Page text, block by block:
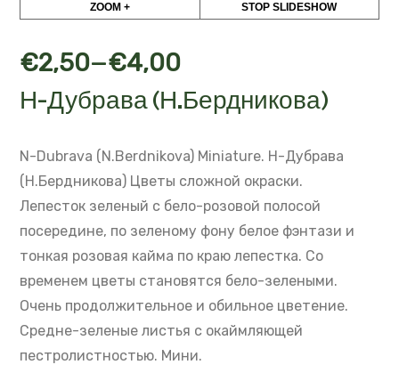
ZOOM + STOP SLIDESHOW
€2,50–€4,00
Н-Дубрава (Н.Бердникова)
N-Dubrava (N.Berdnikova) Miniature. Н-Дубрава
(Н.Бердникова) Цветы сложной окраски.
Лепесток зеленый с бело-розовой полосой
посередине, по зеленому фону белое фэнтази и
тонкая розовая кайма по краю лепестка. Со
временем цветы становятся бело-зелеными.
Очень продолжительное и обильное цветение.
Средне-зеленые листья с окаймляющей
пестролистностью. Мини.